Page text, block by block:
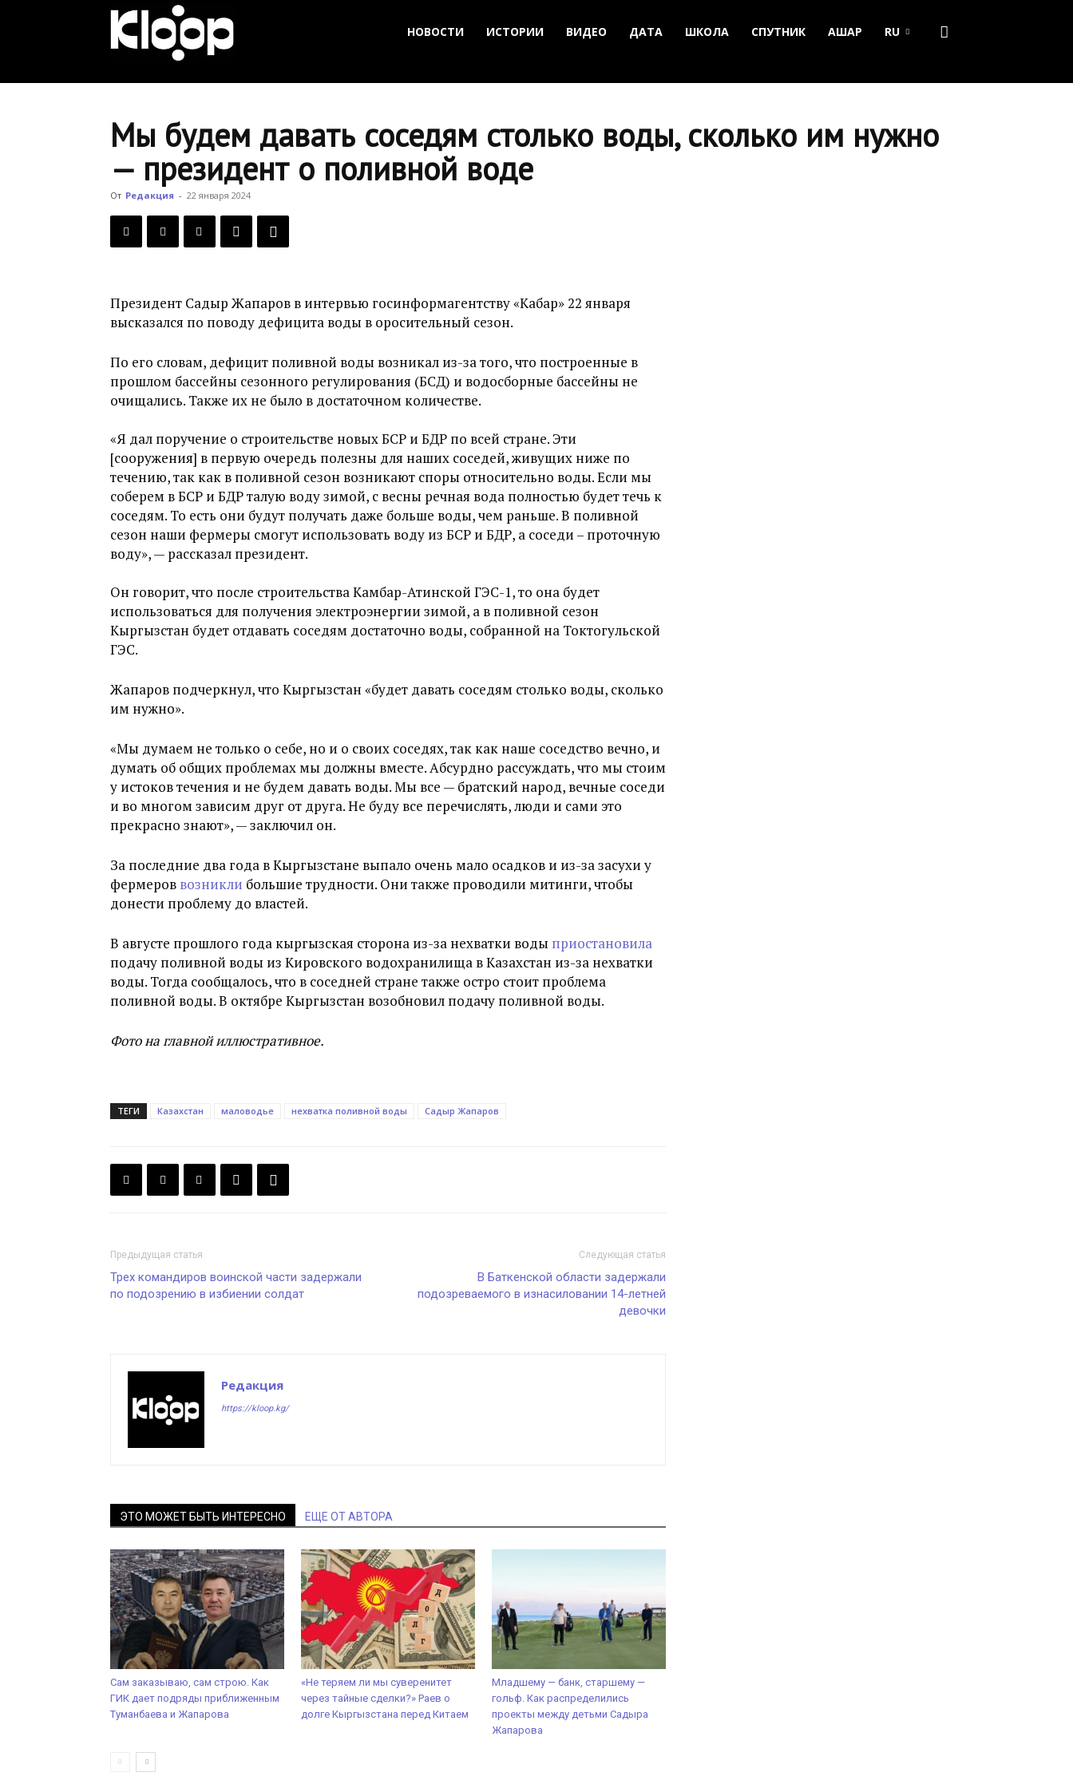
Новости
Кыргызстана
НОВОСТИ ИСТОРИИ ВИДЕО ДАТА ШКОЛА СПУТНИК АШАР RU
Мы будем давать соседям столько воды, сколько им нужно
— президент о поливной воде
От Редакция - 22 января 2024
Президент Садыр Жапаров в интервью госинформагентству «Кабар» 22 января
высказался по поводу дефицита воды в оросительный сезон.
По его словам, дефицит поливной воды возникал из-за того, что построенные в
прошлом бассейны сезонного регулирования (БСД) и водосборные бассейны не
очищались. Также их не было в достаточном количестве.
«Я дал поручение о строительстве новых БСР и БДР по всей стране. Эти
[сооружения] в первую очередь полезны для наших соседей, живущих ниже по
течению, так как в поливной сезон возникают споры относительно воды. Если мы
соберем в БСР и БДР талую воду зимой, с весны речная вода полностью будет течь к
соседям. То есть они будут получать даже больше воды, чем раньше. В поливной
сезон наши фермеры смогут использовать воду из БСР и БДР, а соседи – проточную
воду», — рассказал президент.
Он говорит, что после строительства Камбар-Атинской ГЭС-1, то она будет
использоваться для получения электроэнергии зимой, а в поливной сезон
Кыргызстан будет отдавать соседям достаточно воды, собранной на Токтогульской
ГЭС.
Жапаров подчеркнул, что Кыргызстан «будет давать соседям столько воды, сколько
им нужно».
«Мы думаем не только о себе, но и о своих соседях, так как наше соседство вечно, и
думать об общих проблемах мы должны вместе. Абсурдно рассуждать, что мы стоим
у истоков течения и не будем давать воды. Мы все — братский народ, вечные соседи
и во многом зависим друг от друга. Не буду все перечислять, люди и сами это
прекрасно знают», — заключил он.
За последние два года в Кыргызстане выпало очень мало осадков и из-за засухи у
фермеров возникли большие трудности. Они также проводили митинги, чтобы
донести проблему до властей.
В августе прошлого года кыргызская сторона из-за нехватки воды приостановила
подачу поливной воды из Кировского водохранилища в Казахстан из-за нехватки
воды. Тогда сообщалось, что в соседней стране также остро стоит проблема
поливной воды. В октябре Кыргызстан возобновил подачу поливной воды.
Фото на главной иллюстративное.
ТЕГИ Казахстан маловодье нехватка поливной воды Садыр Жапаров
Предыдущая статья
Трех командиров воинской части задержали
по подозрению в избиении солдат
Следующая статья
В Баткенской области задержали
подозреваемого в изнасиловании 14-летней
девочки
Редакция
https://kloop.kg/
ЭТО МОЖЕТ БЫТЬ ИНТЕРЕСНО ЕЩЕ ОТ АВТОРА
Сам заказываю, сам строю. Как
ГИК дает подряды приближенным
Туманбаева и Жапарова
«Не теряем ли мы суверенитет
через тайные сделки?» Раев о
долге Кыргызстана перед Китаем
Младшему — банк, старшему —
гольф. Как распределились
проекты между детьми Садыра
Жапарова